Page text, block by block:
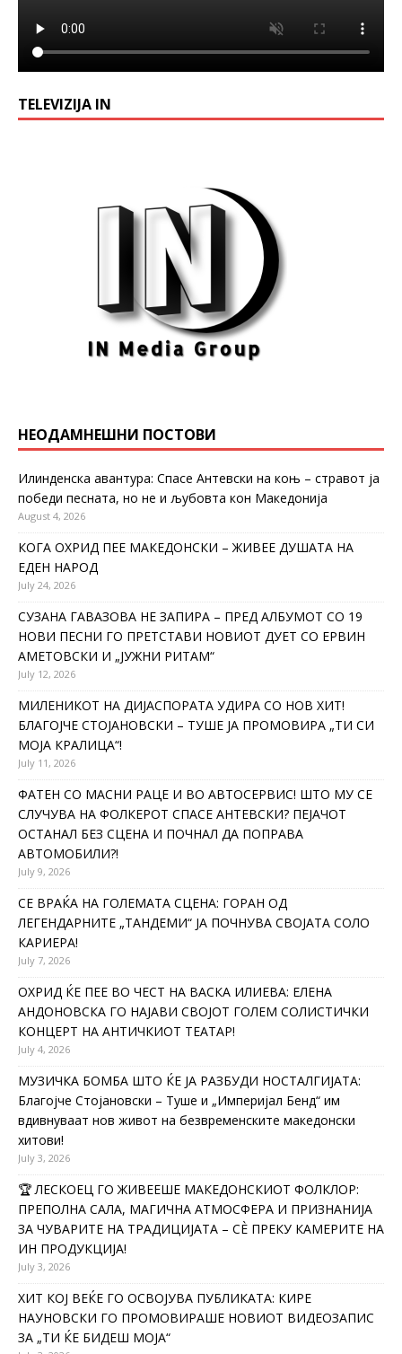
TELEVIZIJA IN
НЕОДАМНЕШНИ ПОСТОВИ
Илинденска авантура: Спасе Антевски на коњ – стравот ја
победи песната, но не и љубовта кон Македонија
August 4, 2026
КОГА ОХРИД ПЕЕ МАКЕДОНСКИ – ЖИВЕЕ ДУШАТА НА
ЕДЕН НАРОД
July 24, 2026
СУЗАНА ГАВАЗОВА НЕ ЗАПИРА – ПРЕД АЛБУМОТ СО 19
НОВИ ПЕСНИ ГО ПРЕТСТАВИ НОВИОТ ДУЕТ СО ЕРВИН
АМЕТОВСКИ И „ЈУЖНИ РИТАМ“
July 12, 2026
МИЛЕНИКОТ НА ДИЈАСПОРАТА УДИРА СО НОВ ХИТ!
БЛАГОЈЧЕ СТОЈАНОВСКИ – ТУШЕ ЈА ПРОМОВИРА „ТИ СИ
МОЈА КРАЛИЦА“!
July 11, 2026
ФАТЕН СО МАСНИ РАЦЕ И ВО АВТОСЕРВИС! ШТО МУ СЕ
СЛУЧУВА НА ФОЛКЕРОТ СПАСЕ АНТЕВСКИ? ПЕЈАЧОТ
ОСТАНАЛ БЕЗ СЦЕНА И ПОЧНАЛ ДА ПОПРАВА
АВТОМОБИЛИ?!
July 9, 2026
СЕ ВРАЌА НА ГОЛЕМАТА СЦЕНА: ГОРАН ОД
ЛЕГЕНДАРНИТЕ „ТАНДЕМИ“ ЈА ПОЧНУВА СВОЈАТА СОЛО
КАРИЕРА!
July 7, 2026
ОХРИД ЌЕ ПЕЕ ВО ЧЕСТ НА ВАСКА ИЛИЕВА: ЕЛЕНА
АНДОНОВСКА ГО НАЈАВИ СВОЈОТ ГОЛЕМ СОЛИСТИЧКИ
КОНЦЕРТ НА АНТИЧКИОТ ТЕАТАР!
July 4, 2026
МУЗИЧКА БОМБА ШТО ЌЕ ЈА РАЗБУДИ НОСТАЛГИЈАТА:
Благојче Стојановски – Туше и „Империјал Бенд“ им
вдивнуваат нов живот на безвременските македонски
хитови!
July 3, 2026
🏆 ЛЕСКОЕЦ ГО ЖИВЕЕШЕ МАКЕДОНСКИОТ ФОЛКЛОР:
ПРЕПОЛНА САЛА, МАГИЧНА АТМОСФЕРА И ПРИЗНАНИЈА
ЗА ЧУВАРИТЕ НА ТРАДИЦИЈАТА – СÈ ПРЕКУ КАМЕРИТЕ НА
ИН ПРОДУКЦИЈА!
July 3, 2026
ХИТ КОЈ ВЕЌЕ ГО ОСВОЈУВА ПУБЛИКАТА: КИРЕ
НАУНОВСКИ ГО ПРОМОВИРАШЕ НОВИОТ ВИДЕОЗАПИС
ЗА „ТИ ЌЕ БИДЕШ МОЈА“